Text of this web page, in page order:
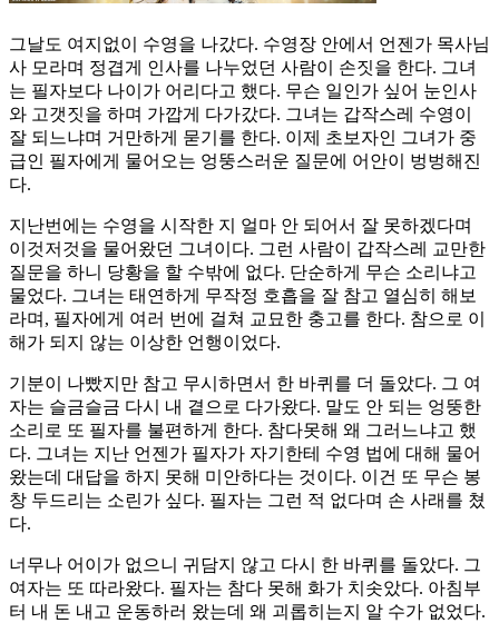
그날도 여지없이 수영을 나갔다. 수영장 안에서 언젠가 목사님
사 모라며 정겹게 인사를 나누었던 사람이 손짓을 한다. 그녀
는 필자보다 나이가 어리다고 했다. 무슨 일인가 싶어 눈인사
와 고갯짓을 하며 가깝게 다가갔다. 그녀는 갑작스레 수영이
잘 되느냐며 거만하게 묻기를 한다. 이제 초보자인 그녀가 중
급인 필자에게 물어오는 엉뚱스러운 질문에 어안이 벙벙해진
다.
지난번에는 수영을 시작한 지 얼마 안 되어서 잘 못하겠다며
이것저것을 물어왔던 그녀이다. 그런 사람이 갑작스레 교만한
질문을 하니 당황을 할 수밖에 없다. 단순하게 무슨 소리냐고
물었다. 그녀는 태연하게 무작정 호흡을 잘 참고 열심히 해보
라며, 필자에게 여러 번에 걸쳐 교묘한 충고를 한다. 참으로 이
해가 되지 않는 이상한 언행이었다.
기분이 나빴지만 참고 무시하면서 한 바퀴를 더 돌았다. 그 여
자는 슬금슬금 다시 내 곁으로 다가왔다. 말도 안 되는 엉뚱한
소리로 또 필자를 불편하게 한다. 참다못해 왜 그러느냐고 했
다. 그녀는 지난 언젠가 필자가 자기한테 수영 법에 대해 물어
왔는데 대답을 하지 못해 미안하다는 것이다. 이건 또 무슨 봉
창 두드리는 소린가 싶다. 필자는 그런 적 없다며 손 사래를 쳤
다.
너무나 어이가 없으니 귀담지 않고 다시 한 바퀴를 돌았다. 그
여자는 또 따라왔다. 필자는 참다 못해 화가 치솟았다. 아침부
터 내 돈 내고 운동하러 왔는데 왜 괴롭히는지 알 수가 없었다.